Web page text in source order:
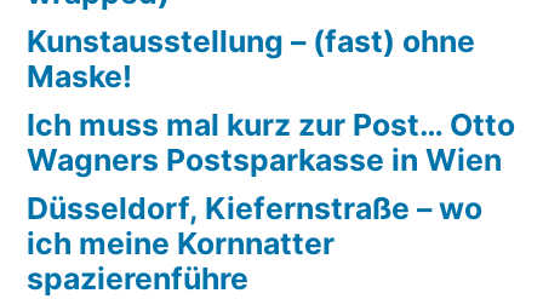
Kunstausstellung – (fast) ohne
Maske!
Ich muss mal kurz zur Post… Otto
Wagners Postsparkasse in Wien
Düsseldorf, Kiefernstraße – wo
ich meine Kornnatter
spazierenführe